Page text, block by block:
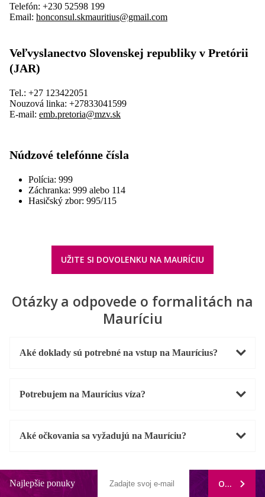
Telefón: +230 52598 199
Email: honconsul.skmauritius@gmail.com
Veľvyslanectvo Slovenskej republiky v Pretórii
(JAR)
Tel.: +27 123422051
Nouzová linka: +27833041599
E-mail: emb.pretoria@mzv.sk
Núdzové telefónne čísla
Polícia: 999
Záchranka: 999 alebo 114
Hasičský zbor: 995/115
UŽITE SI DOVOLENKU NA MAURÍCIU
Otázky a odpovede o formalitách na
Mauríciu
Aké doklady sú potrebné na vstup na Maurícius?
Potrebujem na Maurícius víza?
Aké očkovania sa vyžadujú na Mauríciu?
Najlepšie ponuky ODOBERAŤ